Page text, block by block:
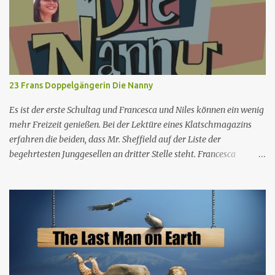
Widdoes Drehbuch Handlung: Mark Roberts Schauspiel: Chuck
Lorre & Lee Aronsohn Erstaus­strahlung USA 21. Apr. 2008
Deutsch­sprachige Erstaus­strahlung (A/D) 2. Mai 2009 Die Serie
drehte sich zunächst um das Leben der Harper-Brüder Charlie
und Alan sowie Alans Sohn Jake. Charlie ist ein Junggeselle, der
seinen Lebensunterhalt mit dem Schreiben von Werbejingles
verdient und einen hedonistischen Lebensstil führt. Als Alans F...
23 Frans Doppelgängerin Die Nanny
Es ist der erste Schultag und Francesca und Niles können ein wenig
mehr Freizeit genießen. Bei der Lektüre eines Klatschmagazins
erfahren die beiden, dass Mr. Sheffield auf der Liste der
begehrtesten Junggesellen an dritter Stelle steht. Francesca
Nachtclub zu gehen. Der Mann ist der einzige, dem es gelingt, in
einen exklusiven Club zu gelangen, und dort trifft er Leslie, ein
Mädchen, das Francesca körperlich und in den Gesten sehr ähnlich
ist. Die Ähnlichkeit zwischen den beiden ist für jeden
offensichtlich, außer für Francesca und Maxwell. Herr Sheffield
geht ein paar Mal mit Leslie aus, beendet dann aber die